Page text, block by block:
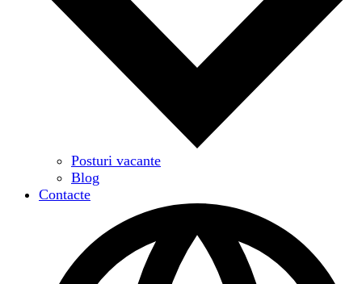
Posturi vacante
Blog
Contacte